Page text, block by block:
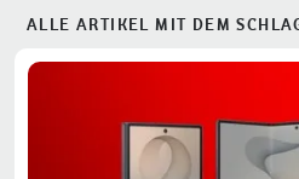
ALLE ARTIKEL MIT DEM